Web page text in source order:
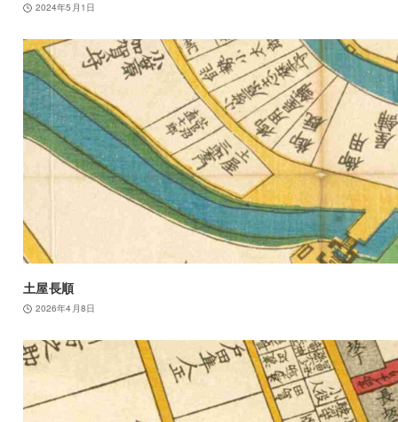
2024年5月1日
土屋長順
2026年4月8日